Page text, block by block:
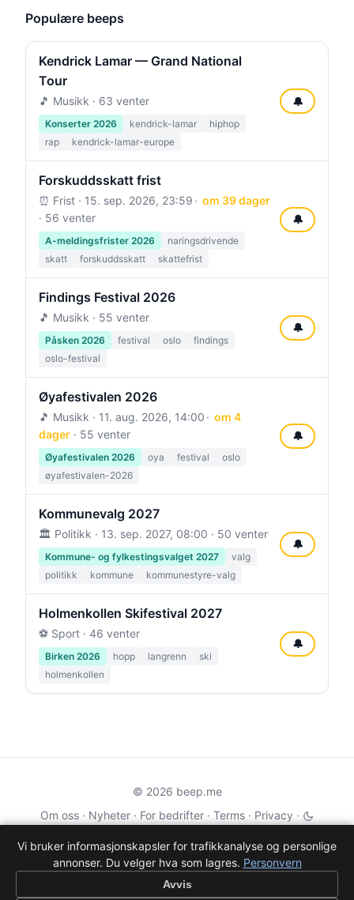
Populære beeps
Kendrick Lamar — Grand National
Tour
🎵 Musikk · 63 venter
Konserter 2026 kendrick-lamar
hiphop
rap
kendrick-lamar-europe
🔔
Forskuddsskatt frist
⏰ Frist · 15. sep. 2026, 23:59
om 39 dager
· 56 venter
A-meldingsfrister 2026
naringsdrivende
skatt
forskuddsskatt skattefrist
🔔
Findings Festival 2026
🎵 Musikk · 55 venter
Påsken 2026 festival oslo
findings
oslo-festival
🔔
Øyafestivalen 2026
🎵 Musikk · 11. aug. 2026, 14:00
om 4
dager · 55 venter
Øyafestivalen 2026 oya festival
oslo
øyafestivalen-2026
🔔
Kommunevalg 2027
🏛️ Politikk · 13. sep. 2027, 08:00 · 50 venter
Kommune- og fylkestingsvalget 2027
valg
politikk
kommune kommunestyre-valg
🔔
Holmenkollen Skifestival 2027
⚽ Sport · 46 venter
Birken 2026 hopp langrenn
ski
holmenkollen
🔔
© 2026 beep.me
Om oss · Nyheter · For bedrifter · Terms · Privacy ·
·Wikidata·OMDb
Data from TMDB, Wikidata & OMDb. Not endorsed or certified by these
services.
Vi bruker informasjonskapsler for trafikkanalyse og personlige
annonser. Du velger hva som lagres. Personvern
Avvis